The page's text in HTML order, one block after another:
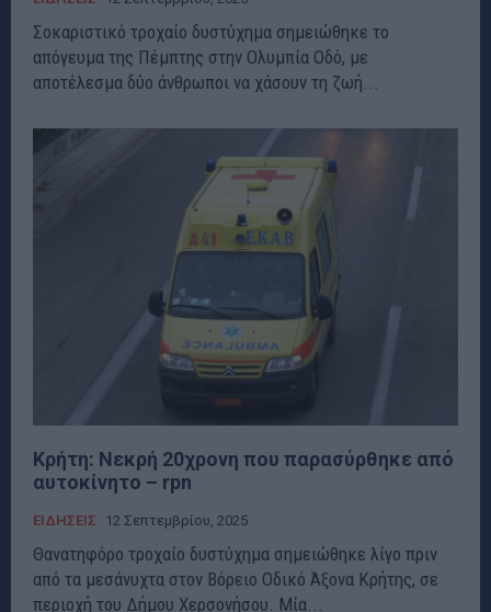
Σοκαριστικό τροχαίο δυστύχημα σημειώθηκε το
απόγευμα της Πέμπτης στην Ολυμπία Οδό, με
αποτέλεσμα δύο άνθρωποι να χάσουν τη ζωή...
Κρήτη: Νεκρή 20χρονη που παρασύρθηκε από
αυτοκίνητο – rpn
ΕΙΔΗΣΕΙΣ 12 Σεπτεμβρίου, 2025
Θανατηφόρο τροχαίο δυστύχημα σημειώθηκε λίγο πριν
από τα μεσάνυχτα στον Βόρειο Οδικό Άξονα Κρήτης, σε
περιοχή του Δήμου Χερσονήσου. Μία...